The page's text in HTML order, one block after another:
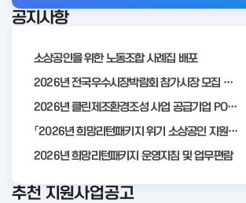
전
공지사항
소상공인을 위한 노동조합 사례집 배포
2026년 전국우수시장박람회 참가시장 모집 공고
2026년 클린제조환경조성 사업 공급기업 POOL 안내
「2026년 희망리턴패키지 위기 소상공인 지원」모집 통합 2차 수정 공고
2026년 희망리턴패키지 운영지침 및 업무편람
추천 지원사업공고